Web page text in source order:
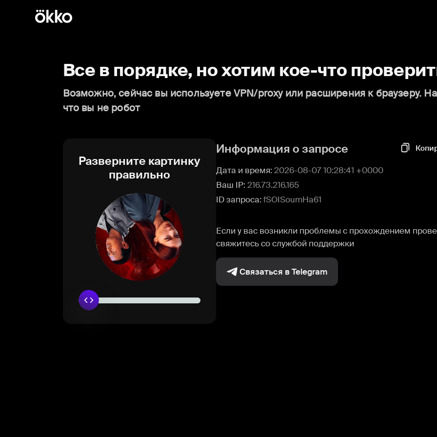
Все в порядке, но хотим кое-что
Возможно, сейчас вы используете VPN/proxy или расширения к браузеру.
что вы не робот
Разверните картинку
правильно
Информация о запросе
Дата и время: 2026-08-07 10:28:41 +0000
Ваш IP: 216.73.216.165
ID запроса: fSOISoumHa61
Если у вас возникли проблемы с прохождением
свяжитесь со службой поддержки
Связаться в Telegram